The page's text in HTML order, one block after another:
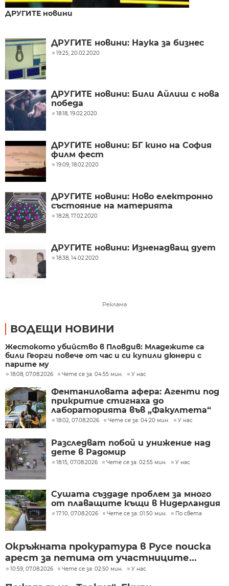
ДРУГИТЕ новини
ДРУГИТЕ новини: Наука за бизнес
19:25, 20.02.2020
ДРУГИТЕ новини: Били Айлиш с нова
победа
18:18, 19.02.2020
ДРУГИТЕ новини: БГ кино на София
филм фест
19:09, 18.02.2020
ДРУГИТЕ новини: Ново електронно
състояние на материята
18:28, 17.02.2020
ДРУГИТЕ новини: Изненадващ дует
18:38, 14.02.2020
Реклама
ВОДЕЩИ НОВИНИ
Жестокото убийство в Пловдив: Младежите са
били Георги повече от час и си купили дюнери с
парите му
18:08, 07.08.2026 Чете се за: 04:55 мин. У нас
Фентаниловата афера: Агенти под
прикритие стигнаха до
лабораторията във „Факултета“
18:02, 07.08.2026 Чете се за: 04:20 мин. У нас
Разследват побой и унижение над
дете в Радомир
18:15, 07.08.2026 Чете се за: 02:55 мин. У нас
Сушата създаде проблем за много
от плаващите къщи в Нидерландия
17:10, 07.08.2026 Чете се за: 01:50 мин. По света
Окръжната прокуратура в Русе поиска
арест за петима от участниците...
10:59, 07.08.2026 Чете се за: 02:50 мин. У нас